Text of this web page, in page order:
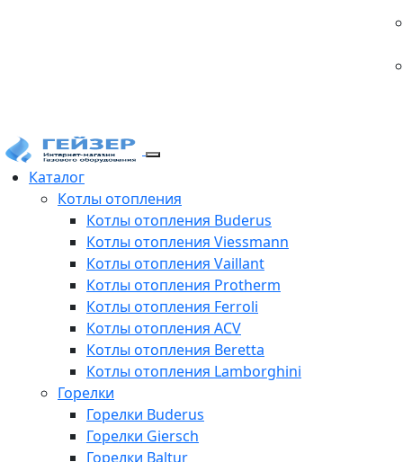
Каталог
Котлы отопления
Котлы отопления Buderus
Котлы отопления Viessmann
Котлы отопления Vaillant
Котлы отопления Protherm
Котлы отопления Ferroli
Котлы отопления ACV
Котлы отопления Beretta
Котлы отопления Lamborghini
Горелки
Горелки Buderus
Горелки Giersch
Горелки Baltur